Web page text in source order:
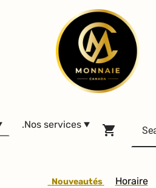
.Nos services
Nouveautés Horaire